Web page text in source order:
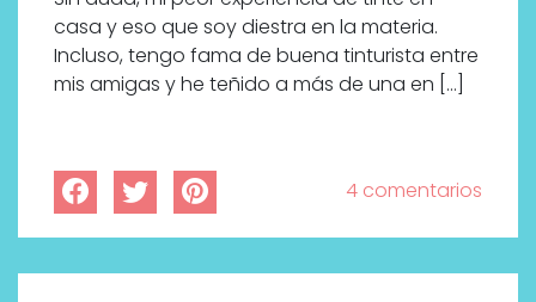
casa y eso que soy diestra en la materia.
Incluso, tengo fama de buena tinturista entre
mis amigas y he teñido a más de una en […]
4 comentarios